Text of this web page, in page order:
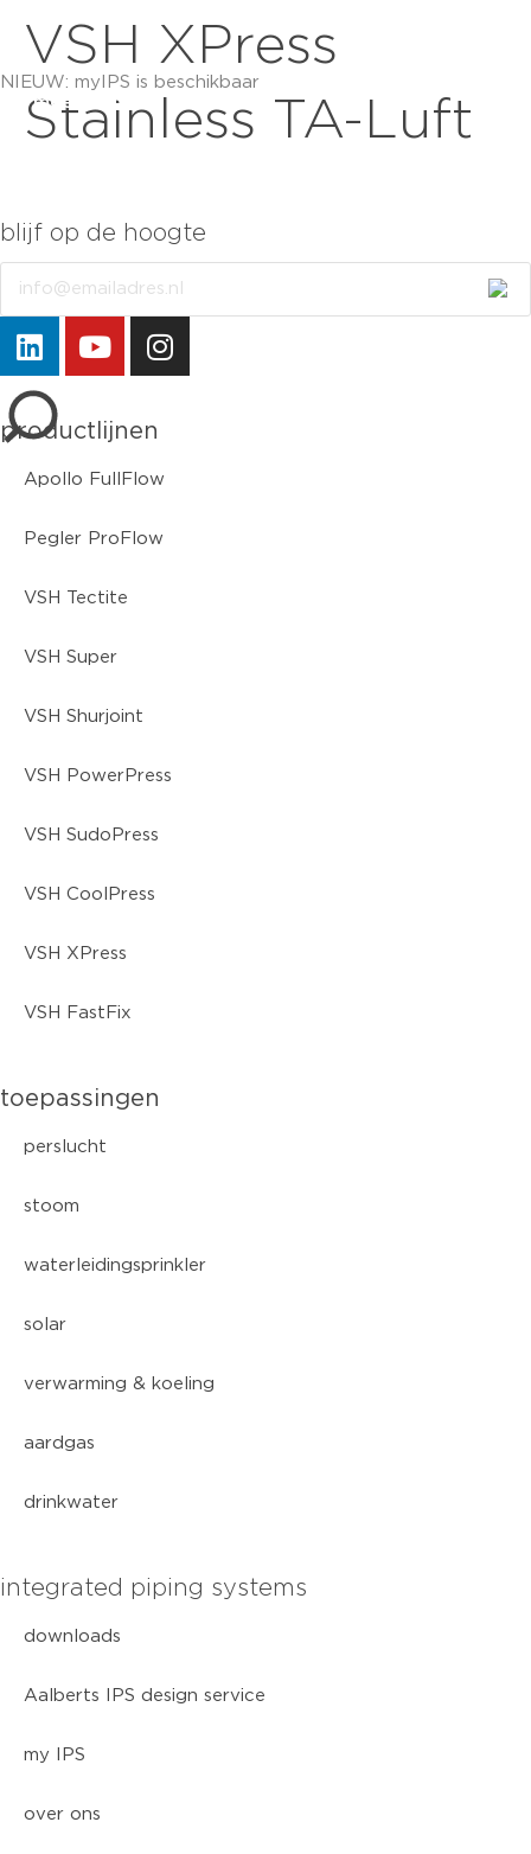
NIEUW: myIPS is beschikbaar
meer info
sluiten
VSH XPress
Stainless TA-Luft
blijf op de hoogte
productlijnen
Apollo FullFlow
Pegler ProFlow
VSH Tectite
VSH Super
VSH Shurjoint
VSH PowerPress
VSH SudoPress
VSH CoolPress
VSH XPress
VSH FastFix
toepassingen
perslucht
stoom
waterleidingsprinkler
solar
verwarming & koeling
aardgas
drinkwater
integrated piping systems
downloads
Aalberts IPS design service
my IPS
over ons